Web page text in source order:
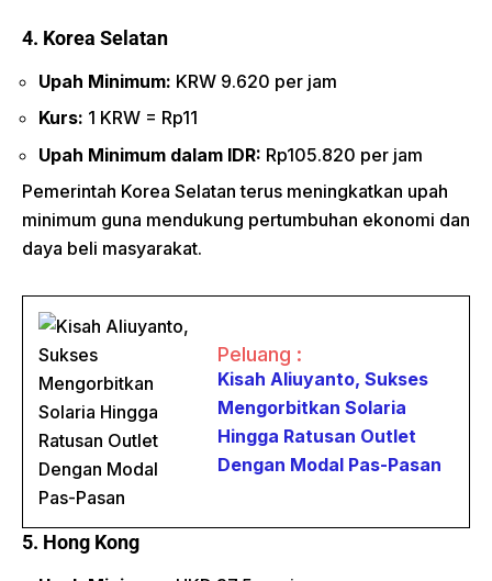
4. Korea Selatan
Upah Minimum: KRW 9.620 per jam
Kurs: 1 KRW = Rp11
Upah Minimum dalam IDR: Rp105.820 per jam
Pemerintah Korea Selatan terus meningkatkan upah
minimum guna mendukung pertumbuhan ekonomi dan
daya beli masyarakat.
Peluang :
Kisah Aliuyanto, Sukses
Mengorbitkan Solaria
Hingga Ratusan Outlet
Dengan Modal Pas-Pasan
5. Hong Kong